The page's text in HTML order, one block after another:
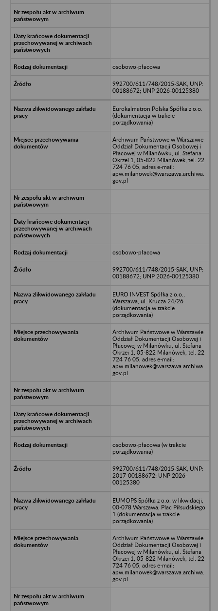
osobowo-płacowa
992700/611/748/2015-SAK, UNP:
00188672; UNP 2026-00125380
Eurokalmatron Polska Spółka z o.o.
(dokumentacja w trakcie
porządkowania)
Archiwum Państwowe w Warszawie
Oddział Dokumentacji Osobowej i
Płacowej w Milanówku, ul. Stefana
Okrzei 1, 05-822 Milanówek, tel. 22
724 76 05, adres e-mail:
apw.milanowek@warszawa.archiwa.
gov.pl
osobowo-płacowa
992700/611/748/2015-SAK, UNP:
00188672; UNP 2026-00125380
EURO INVEST Spółka z o.o.,
Warszawa, ul. Krucza 24/26
(dokumentacja w trakcie
porządkowania)
Archiwum Państwowe w Warszawie
Oddział Dokumentacji Osobowej i
Płacowej w Milanówku, ul. Stefana
Okrzei 1, 05-822 Milanówek, tel. 22
724 76 05, adres e-mail:
apw.milanowek@warszawa.archiwa.
gov.pl
osobowo-płacowa (w trakcie
porządkowania)
992700/611/748/2015-SAK, UNP:
2017-00188672; UNP 2026-
00125380
EUMOPS Spółka z o.o. w likwidacji,
00-078 Warszawa, Plac Piłsudskiego
1 (dokumentacja w trakcie
porządkowania)
Archiwum Państwowe w Warszawie
Oddział Dokumentacji Osobowej i
Płacowej w Milanówku, ul. Stefana
Okrzei 1, 05-822 Milanówek, tel. 22
724 76 05, adres e-mail:
apw.milanowek@warszawa.archiwa.
gov.pl